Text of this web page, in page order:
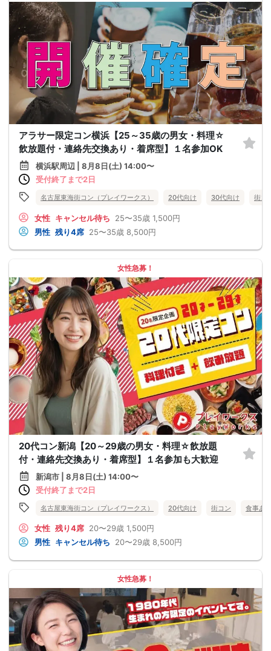
アラサー限定コン横浜【25～35歳の男女・料理☆
飲放題付・連絡先交換あり・着席型】１名参加OK
横浜駅周辺 | 8月8日(土) 14:00〜
受付終了まで2日
名古屋東海街コン（プレイワークス） 20代向け 30代向け 街コ
女性 キャンセル待ち 25〜35歳 1,500円
男性 残り4席 25〜35歳 8,500円
女性急募！
20代コン新潟【20～29歳の男女・料理☆飲放題
付・連絡先交換あり・着席型】１名参加も大歓迎
新潟市 | 8月8日(土) 14:00〜
受付終了まで2日
名古屋東海街コン（プレイワークス） 20代向け 街コン 食事あ
女性 残り4席 20〜29歳 1,500円
男性 キャンセル待ち 20〜29歳 8,500円
女性急募！